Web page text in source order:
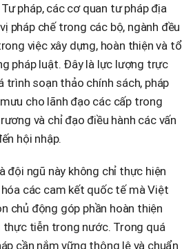
pháp, các cơ quan tư pháp địa
pháp chế trong các bộ, ngành đều
việc xây dựng, hoàn thiện và tổ
pháp luật. Đây là lực lượng trực
trình soạn thảo chính sách, pháp
cho lãnh đạo các cấp trong
và chỉ đạo điều hành các vấn
hội nhập.
đội ngũ này không chỉ thực hiện
các cam kết quốc tế mà Việt
chủ động góp phần hoàn thiện
thực tiễn trong nước. Trong quá
cần nắm vững thông lệ và chuẩn